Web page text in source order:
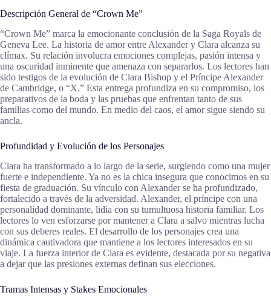
Descripción General de “Crown Me”
“Crown Me” marca la emocionante conclusión de la Saga Royals de
Geneva Lee. La historia de amor entre Alexander y Clara alcanza su
clímax. Su relación involucra emociones complejas, pasión intensa y
una oscuridad inminente que amenaza con separarlos. Los lectores han
sido testigos de la evolución de Clara Bishop y el Príncipe Alexander
de Cambridge, o “X.” Esta entrega profundiza en su compromiso, los
preparativos de la boda y las pruebas que enfrentan tanto de sus
familias como del mundo. En medio del caos, el amor sigue siendo su
ancla.
Profundidad y Evolución de los Personajes
Clara ha transformado a lo largo de la serie, surgiendo como una mujer
fuerte e independiente. Ya no es la chica insegura que conocimos en su
fiesta de graduación. Su vínculo con Alexander se ha profundizado,
fortalecido a través de la adversidad. Alexander, el príncipe con una
personalidad dominante, lidia con su tumultuosa historia familiar. Los
lectores lo ven esforzarse por mantener a Clara a salvo mientras lucha
con sus deberes reales. El desarrollo de los personajes crea una
dinámica cautivadora que mantiene a los lectores interesados en su
viaje. La fuerza interior de Clara es evidente, destacada por su negativa
a dejar que las presiones externas definan sus elecciones.
Tramas Intensas y Stakes Emocionales